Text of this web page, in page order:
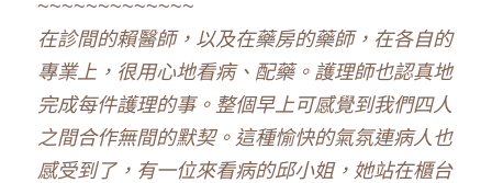
~~~~~~~~~~~~~
在診間的賴醫師，以及在藥房的藥師，在各自的
專業上，很用心地看病、配藥。護理師也認真地
完成每件護理的事。整個早上可感覺到我們四人
之間合作無間的默契。這種愉快的氣氛連病人也
感受到了，有一位來看病的邱小姐，她站在櫃台